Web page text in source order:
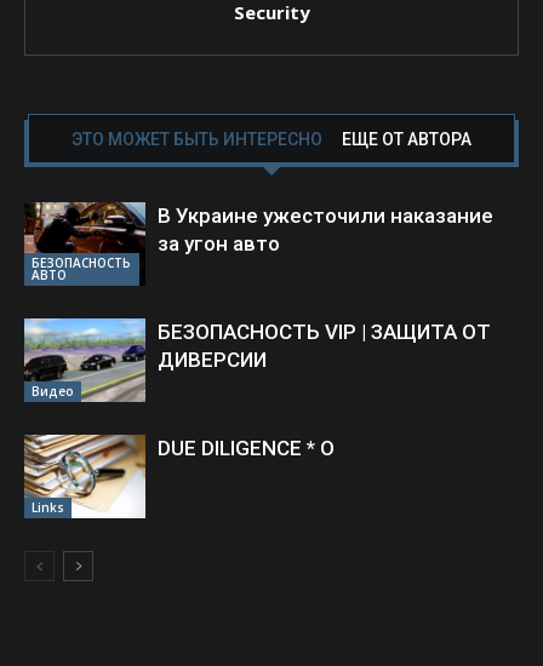
Security
ЭТО МОЖЕТ БЫТЬ ИНТЕРЕСНО ЕЩЕ ОТ АВТОРА
БЕЗОПАСНОСТЬ
АВТО
В Украине ужесточили наказание
за угон авто
Видео
БЕЗОПАСНОСТЬ VIP | ЗАЩИТА ОТ
ДИВЕРСИИ
Links
DUE DILIGENCE * O